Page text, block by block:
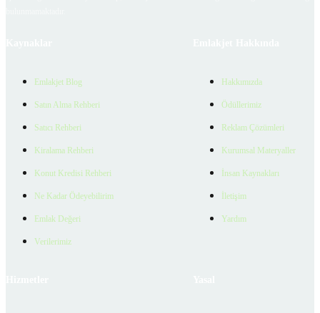
Emlakjet Blog
Satın Alma Rehberi
Satıcı Rehberi
Kiralama Rehberi
Konut Kredisi Rehberi
Ne Kadar Ödeyebilirim
Emlak Değeri
Verilerimiz
Hakkımızda
Ödüllerimiz
Reklam Çözümleri
Kurumsal Materyaller
İnsan Kaynakları
İletişim
Yardım